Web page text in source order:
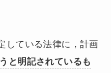
している法律に，計画
と明記されているも